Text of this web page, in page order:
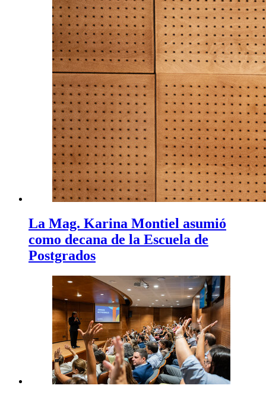
La Mag. Karina Montiel asumió
como decana de la Escuela de
Postgrados